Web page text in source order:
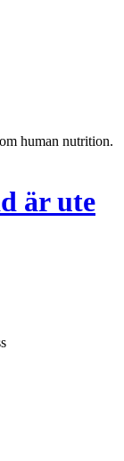
human nutrition.
är ute